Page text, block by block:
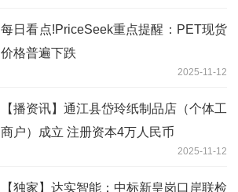
每日看点!PriceSeek重点提醒：PET现货
价格普遍下跌
2025-11-12
【播资讯】通江县岱玲纸制品店（个体工
商户）成立 注册资本4万人民币
2025-11-12
【独家】达实智能：中标新皇岗口岸联检